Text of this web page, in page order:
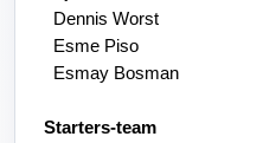
Dennis Worst
Esme Piso
Esmay Bosman
Starters-team